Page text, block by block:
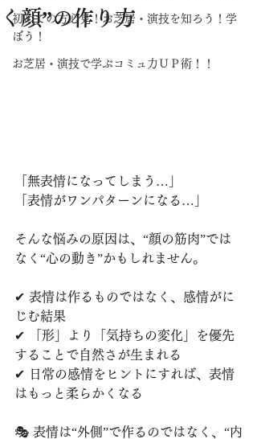
初めての方必見！お芝居・演技を知ろう！学
ぼう！
お芝居・演技で学ぶコミュ力ＵＰ術！！
く顔”の作り方
「無表情になってしまう…」
「表情がワンパターンになる…」
そんな悩みの原因は、“顔の筋肉”では
なく“心の動き”かもしれません。
✔ 表情は作るものではなく、感情がに
じむ結果
✔ 「形」より「気持ちの変化」を優先
することで自然さが生まれる
✔ 日常の感情をヒントにすれば、表情
はもっと柔らかくなる
🎭 表情は“外側”で作るのではなく、“内